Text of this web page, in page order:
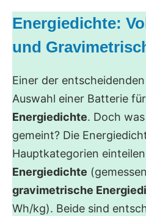
Energiedichte:
und
Einer der
Auswahl einer Batterie
Energiedichte. Doch
gemeint? Die
Hauptkategorien
Energiedichte
gravimetrische
Wh/kg). Beide sind